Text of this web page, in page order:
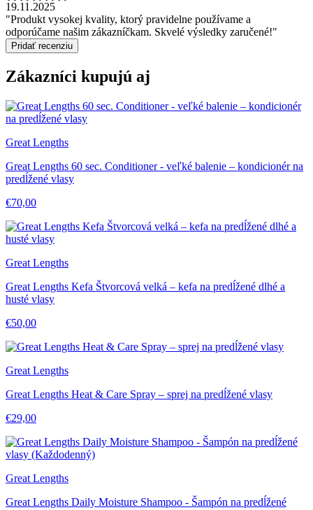
19.11.2025
"Produkt vysokej kvality, ktorý pravidelne používame a
odporúčame našim zákazníčkam. Skvelé výsledky zaručené!"
Pridať recenziu
Zákazníci kupujú aj
Great Lengths
Great Lengths 60 sec. Conditioner - veľké balenie – kondicionér na
predĺžené vlasy
€70,00
Great Lengths
Great Lengths Kefa Štvorcová velká – kefa na predĺžené dlhé a
husté vlasy
€50,00
Great Lengths
Great Lengths Heat & Care Spray – sprej na predĺžené vlasy
€29,00
Great Lengths
Great Lengths Daily Moisture Shampoo - Šampón na predĺžené